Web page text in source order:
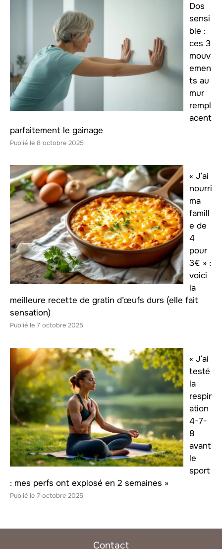
Dos
sensi
ble :
ces 3
mouv
emen
ts au
mur
rempl
acent
parfaitement le gainage
8 octobre 2025
« J’ai
nourri
ma
famill
e de
4
pour
3€ » :
voici
la
meilleure recette de gratin d’œufs durs (elle fait
sensation)
7 octobre 2025
« J’ai
testé
la
respir
ation
4-7-
8
avant
le
sport
: mes perfs ont explosé en 2 semaines »
7 octobre 2025
Contact